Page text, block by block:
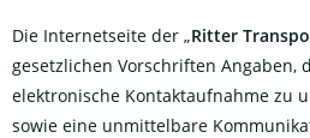
Die Internetseite der „Ritter
gesetzlichen Vorschriften Angaben,
elektronische Kontaktaufnahme zu
sowie eine unmittelbare